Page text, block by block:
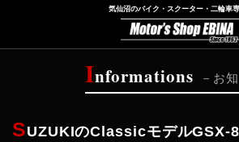
気仙沼のバイク・スクーター・二輪車
Informations お
SUZUKIのClassicモデルGSX-